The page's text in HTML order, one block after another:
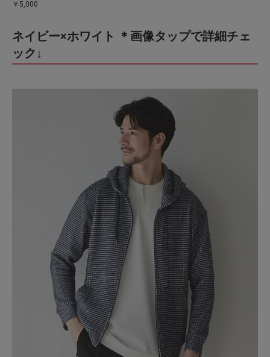
￥5,000
ネイビー×ホワイト ＊画像タップで詳細チェ
ック↓